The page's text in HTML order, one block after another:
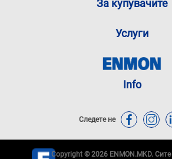
За купувачите
Услуги
Info
Следете не
Copyright © 2026 ENMON.MKD.